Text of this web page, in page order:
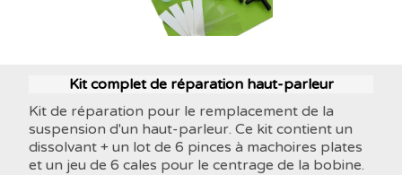
Kit complet de réparation haut-parleur
Kit de réparation pour le remplacement de la
suspension d'un haut-parleur. Ce kit contient un
dissolvant + un lot de 6 pinces à machoires plates
et un jeu de 6 cales pour le centrage de la bobine.